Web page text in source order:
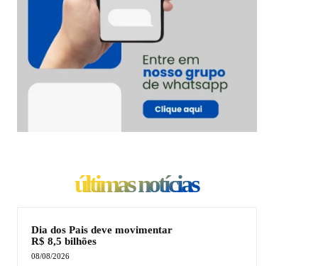
últimas notícias
Dia dos Pais deve movimentar
R$ 8,5 bilhões
08/08/2026